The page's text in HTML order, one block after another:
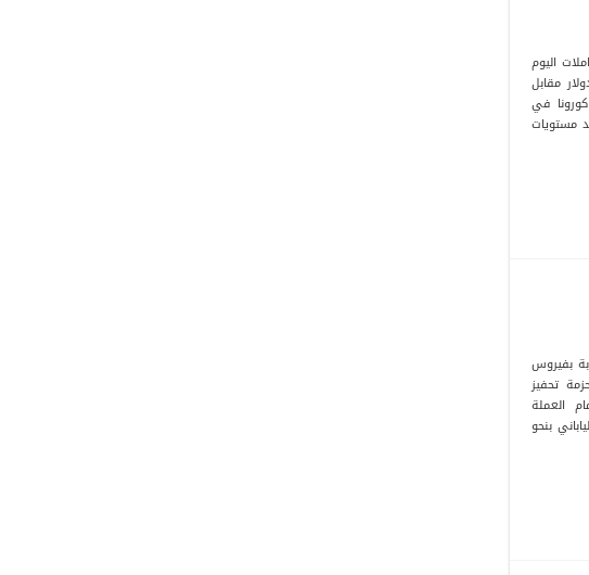
اليوم
الدولار مقابل
في
مستويات
بفيروس
تحفيز
هبط الدولار بنحو 0.22٪ أمام العملة
الين الياباني بنحو